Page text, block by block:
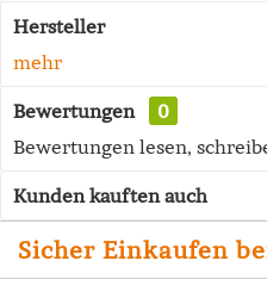
Hersteller
mehr
Bewertungen
0
Bewertungen lesen,
Kunden kauften auch
Sicher Einkaufen